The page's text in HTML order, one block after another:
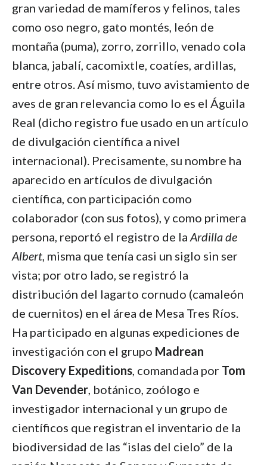
gran variedad de mamíferos y felinos, tales
como oso negro, gato montés, león de
montaña (puma), zorro, zorrillo, venado cola
blanca, jabalí, cacomixtle, coatíes, ardillas,
entre otros. Así mismo, tuvo avistamiento de
aves de gran relevancia como lo es el Águila
Real (dicho registro fue usado en un artículo
de divulgación científica a nivel
internacional). Precisamente, su nombre ha
aparecido en artículos de divulgación
científica, con participación como
colaborador (con sus fotos), y como primera
persona, reportó el registro de la Ardilla de
Albert, misma que tenía casi un siglo sin ser
vista; por otro lado, se registró la
distribución del lagarto cornudo (camaleón
de cuernitos) en el área de Mesa Tres Ríos.
Ha participado en algunas expediciones de
investigación con el grupo Madrean
Discovery Expeditions, comandada por Tom
Van Devender, botánico, zoólogo e
investigador internacional y un grupo de
científicos que registran el inventario de la
biodiversidad de las “islas del cielo” de la